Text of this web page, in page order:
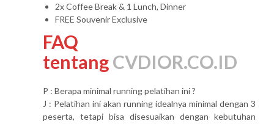
2x Coffee Break & 1 Lunch, Dinner
FREE Souvenir Exclusive
FAQ
tentangCVDIOR.CO.ID
P : Berapa minimal running pelatihan ini ?
J : Pelatihan ini akan running idealnya minimal dengan 3
peserta, tetapi bisa disesuaikan dengan kebutuhan